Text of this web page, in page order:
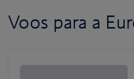
Voos para a